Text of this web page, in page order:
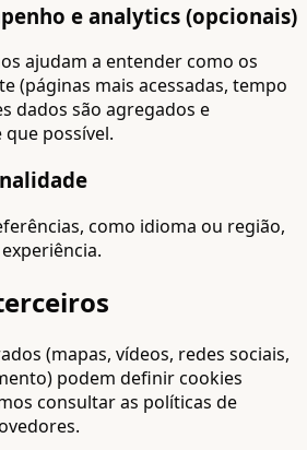
e analytics (opcionais)
ajudam a entender como os
(páginas mais acessadas, tempo
dados são agregados e
possível.
como idioma ou região,
(mapas, vídeos, redes sociais,
podem definir cookies
consultar as políticas de